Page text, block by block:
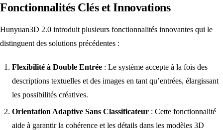
Fonctionnalités Clés et Innovations
Hunyuan3D 2.0 introduit plusieurs fonctionnalités innovantes qui le
distinguent des solutions précédentes :
Flexibilité à Double Entrée : Le système accepte à la fois des
descriptions textuelles et des images en tant qu’entrées, élargissant
les possibilités créatives.
Orientation Adaptive Sans Classificateur : Cette fonctionnalité
aide à garantir la cohérence et les détails dans les modèles 3D